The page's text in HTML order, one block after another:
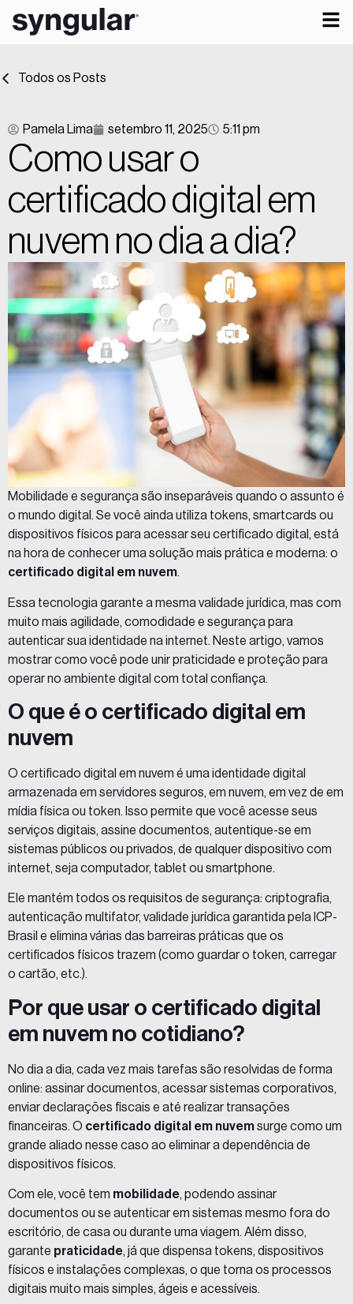
Todos os Posts
Pamela Lima setembro 11, 2025 5:11 pm
Como usar o
certificado digital em
nuvem no dia a dia?
Mobilidade e segurança são inseparáveis quando o assunto é
o mundo digital. Se você ainda utiliza tokens, smartcards ou
dispositivos físicos para acessar seu certificado digital, está
na hora de conhecer uma solução mais prática e moderna: o
certificado digital em nuvem.
Essa tecnologia garante a mesma validade jurídica, mas com
muito mais agilidade, comodidade e segurança para
autenticar sua identidade na internet. Neste artigo, vamos
mostrar como você pode unir praticidade e proteção para
operar no ambiente digital com total confiança.
O que é o certificado digital em
nuvem
O certificado digital em nuvem é uma identidade digital
armazenada em servidores seguros, em nuvem, em vez de em
mídia física ou token. Isso permite que você acesse seus
serviços digitais, assine documentos, autentique-se em
sistemas públicos ou privados, de qualquer dispositivo com
internet, seja computador, tablet ou smartphone.
Ele mantém todos os requisitos de segurança: criptografia,
autenticação multifator, validade jurídica garantida pela ICP-
Brasil e elimina várias das barreiras práticas que os
certificados físicos trazem (como guardar o token, carregar
o cartão, etc.).
Por que usar o certificado digital
em nuvem no cotidiano?
No dia a dia, cada vez mais tarefas são resolvidas de forma
online: assinar documentos, acessar sistemas corporativos,
enviar declarações fiscais e até realizar transações
financeiras. O certificado digital em nuvemsurge como um
grande aliado nesse caso ao eliminar a dependência de
dispositivos físicos.
Com ele, você tem mobilidade, podendo assinar
documentos ou se autenticar em sistemas mesmo fora do
escritório, de casa ou durante uma viagem. Além disso,
garante praticidade, já que dispensa tokens, dispositivos
físicos e instalações complexas, o que torna os processos
digitais muito mais simples, ágeis e acessíveis.